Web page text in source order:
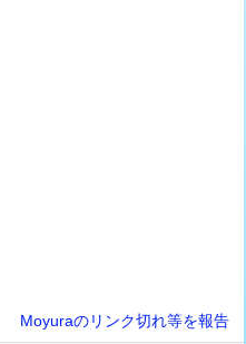
Moyuraのリンク切れ等を報告